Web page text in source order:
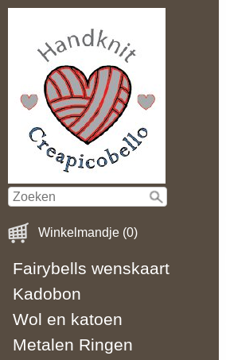
Winkelmandje (0)
Fairybells wenskaart
Kadobon
Wol en katoen
Metalen Ringen